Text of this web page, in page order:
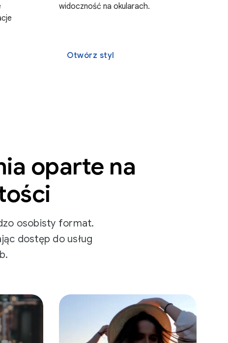
widoczność na okularach.
Otwórz styl
oparte na
osobisty format.
dostęp do usług